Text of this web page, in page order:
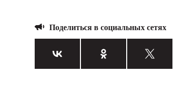
Поделиться в социальных сетях